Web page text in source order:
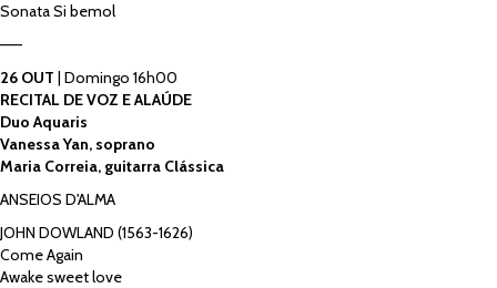
Sonata Si bemol
——
26 OUT | Domingo 16h00
RECITAL DE VOZ E ALAÚDE
Duo Aquaris
Vanessa Yan, soprano
Maria Correia, guitarra Clássica
ANSEIOS D'ALMA
JOHN DOWLAND (1563-1626)
Come Again
Awake sweet love